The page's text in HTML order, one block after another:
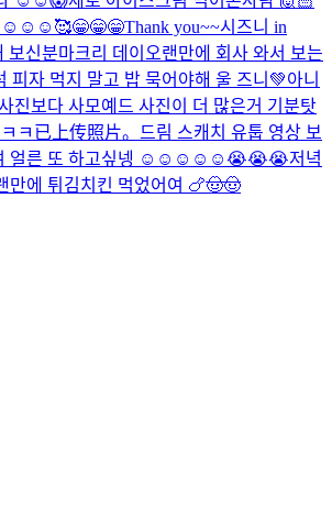
☺️☺️☺️☺️ 🥰😁😁😁Thank you~~시즈니 in
보신분마크리 데이 오랜만에 회사 와서 보는
피자 먹지 말고 밥 묵어야해 울 즈니💚아니
진보다 사모예드 사진이 더 많은거 기분탓
ㅋ 已上传照片。
드림 스캐치 유툽 영상 보
여 얼른 또 하고싶넹 ☺️☺️☺️☺️☺️😭😭😭저녁
만에 튀김치킨 먹었어여 🍗🤠🤠